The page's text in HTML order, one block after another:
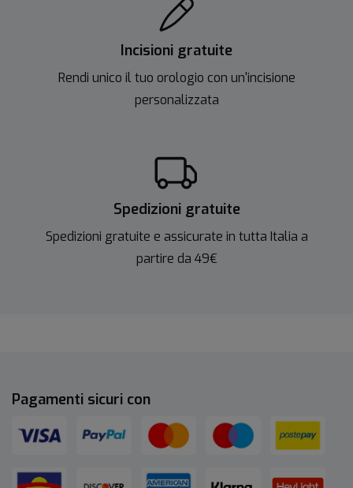
Incisioni gratuite
Rendi unico il tuo orologio con un'incisione
personalizzata
Spedizioni gratuite
Spedizioni gratuite e assicurate in tutta Italia a
partire da 49€
Pagamenti sicuri con